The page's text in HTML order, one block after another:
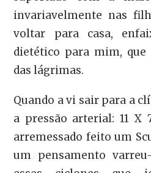
invariavelmente nas
voltar para casa,
dietético para mim,
das lágrimas.
Quando a vi sair para a
a pressão arterial: 11 X
arremessado feito um
um pensamento